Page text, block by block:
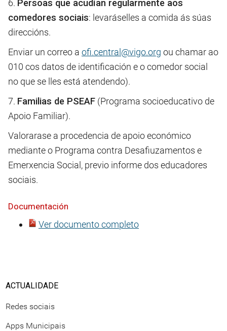
6. Persoas que acudían regularmente aos
comedores sociais: levaráselles a comida ás súas
direccións.
Enviar un correo a ofi.central@vigo.org ou chamar ao
010 cos datos de identificación e o comedor social
no que se lles está atendendo).
7. Familias de PSEAF (Programa socioeducativo de
Apoio Familiar).
Valorarase a procedencia de apoio económico
mediante o Programa contra Desafiuzamentos e
Emerxencia Social, previo informe dos educadores
sociais.
Documentación
Ver documento completo
ACTUALIDADE
Redes sociais
Apps Municipais